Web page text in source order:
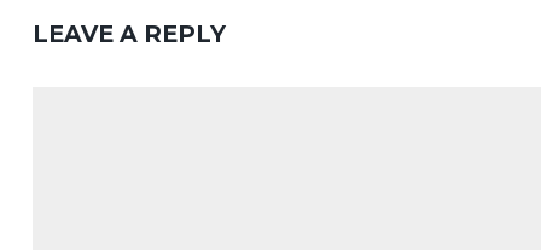
LEAVE A REPLY